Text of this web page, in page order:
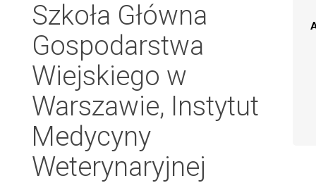
Szkoła Główna
Gospodarstwa
Wiejskiego w
Warszawie, Instytut
Medycyny
Weterynaryjnej